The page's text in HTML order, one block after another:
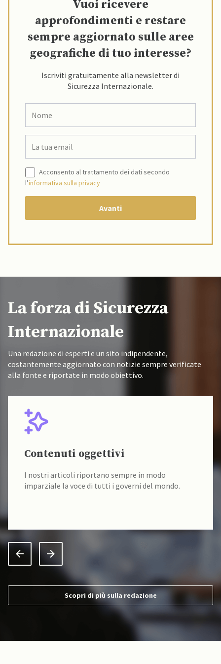
Vuoi ricevere
approfondimenti e restare
sempre aggiornato sulle aree
geografiche di tuo interesse?
Iscriviti gratuitamente alla newsletter di
Sicurezza Internazionale.
Acconsento al trattamento dei dati secondo
l’informativa sulla privacy
La forza di Sicurezza
Internazionale
Una redazione di esperti e un sito indipendente,
costantemente aggiornato con notizie sempre verificate
alla fonte e riportate in modo obiettivo.
Contenuti oggettivi
I nostri articoli riportano sempre in modo
imparziale la voce di tutti i governi del mondo.
Scopri di più sulla redazione